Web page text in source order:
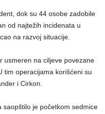
dok su 44 osobe zadobile
od najtežih incidenata u
na razvoj situacije.
usmeren na ciljeve povezane
tim operacijama korišćeni su
i Cirkon.
saopštilo je početkom sedmice